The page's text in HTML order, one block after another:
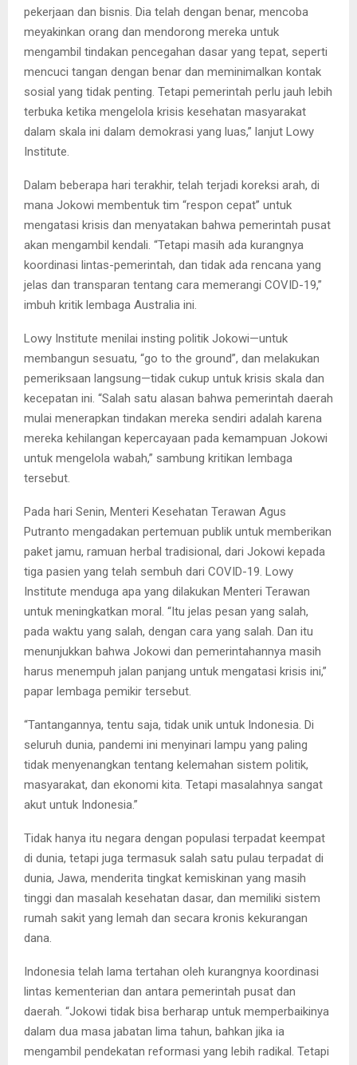
pekerjaan dan bisnis. Dia telah dengan benar, mencoba
meyakinkan orang dan mendorong mereka untuk
mengambil tindakan pencegahan dasar yang tepat, seperti
mencuci tangan dengan benar dan meminimalkan kontak
sosial yang tidak penting. Tetapi pemerintah perlu jauh lebih
terbuka ketika mengelola krisis kesehatan masyarakat
dalam skala ini dalam demokrasi yang luas,” lanjut Lowy
Institute.
Dalam beberapa hari terakhir, telah terjadi koreksi arah, di
mana Jokowi membentuk tim “respon cepat” untuk
mengatasi krisis dan menyatakan bahwa pemerintah pusat
akan mengambil kendali. “Tetapi masih ada kurangnya
koordinasi lintas-pemerintah, dan tidak ada rencana yang
jelas dan transparan tentang cara memerangi COVID-19,”
imbuh kritik lembaga Australia ini.
Lowy Institute menilai insting politik Jokowi—untuk
membangun sesuatu, “go to the ground”, dan melakukan
pemeriksaan langsung—tidak cukup untuk krisis skala dan
kecepatan ini. “Salah satu alasan bahwa pemerintah daerah
mulai menerapkan tindakan mereka sendiri adalah karena
mereka kehilangan kepercayaan pada kemampuan Jokowi
untuk mengelola wabah,” sambung kritikan lembaga
tersebut.
Pada hari Senin, Menteri Kesehatan Terawan Agus
Putranto mengadakan pertemuan publik untuk memberikan
paket jamu, ramuan herbal tradisional, dari Jokowi kepada
tiga pasien yang telah sembuh dari COVID-19. Lowy
Institute menduga apa yang dilakukan Menteri Terawan
untuk meningkatkan moral. “Itu jelas pesan yang salah,
pada waktu yang salah, dengan cara yang salah. Dan itu
menunjukkan bahwa Jokowi dan pemerintahannya masih
harus menempuh jalan panjang untuk mengatasi krisis ini,”
papar lembaga pemikir tersebut.
“Tantangannya, tentu saja, tidak unik untuk Indonesia. Di
seluruh dunia, pandemi ini menyinari lampu yang paling
tidak menyenangkan tentang kelemahan sistem politik,
masyarakat, dan ekonomi kita. Tetapi masalahnya sangat
akut untuk Indonesia.”
Tidak hanya itu negara dengan populasi terpadat keempat
di dunia, tetapi juga termasuk salah satu pulau terpadat di
dunia, Jawa, menderita tingkat kemiskinan yang masih
tinggi dan masalah kesehatan dasar, dan memiliki sistem
rumah sakit yang lemah dan secara kronis kekurangan
dana.
Indonesia telah lama tertahan oleh kurangnya koordinasi
lintas kementerian dan antara pemerintah pusat dan
daerah. “Jokowi tidak bisa berharap untuk memperbaikinya
dalam dua masa jabatan lima tahun, bahkan jika ia
mengambil pendekatan reformasi yang lebih radikal. Tetapi